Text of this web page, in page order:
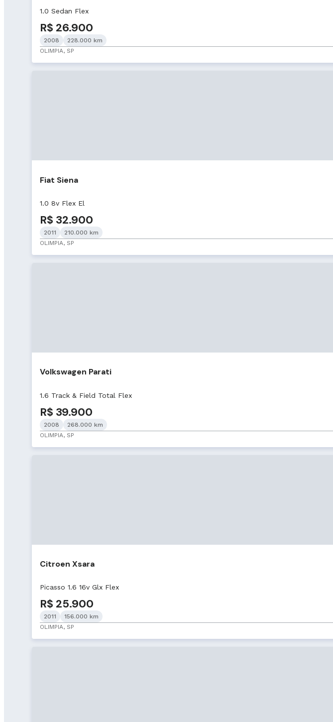
1.0 Sedan Flex
R$ 26.900
2008
228.000 km
OLIMPIA, SP
Fiat Siena
1.0 8v Flex El
R$ 32.900
2011
210.000 km
OLIMPIA, SP
Volkswagen Parati
1.6 Track & Field Total Flex
R$ 39.900
2008
268.000 km
OLIMPIA, SP
Citroen Xsara
Picasso 1.6 16v Glx Flex
R$ 25.900
2011
156.000 km
OLIMPIA, SP